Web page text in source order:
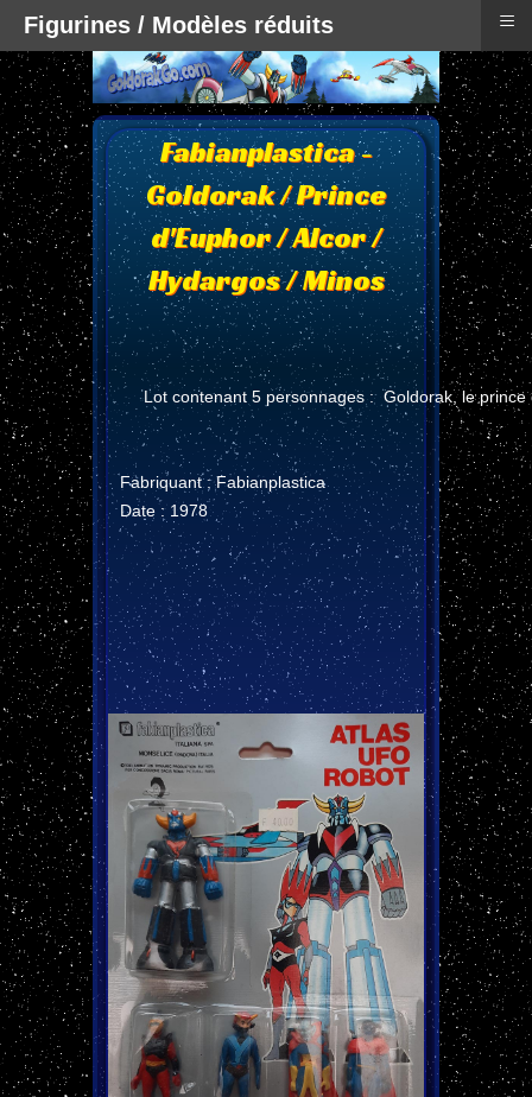
Fabianplastica -
Goldorak / Prince
d'Euphor / Alcor /
Hydargos / Minos
Lot contenant 5 personnages : Goldorak, le prince
Fabriquant : Fabianplastica
Date : 1978
Figurines / Modèles réduits ≡